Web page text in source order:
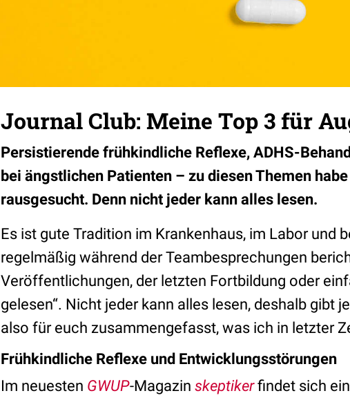
Journal Club: Meine Top 3 für
Persistierende frühkindliche Reflexe, ADHS-
bei ängstlichen Patienten – zu diesen Themen
rausgesucht. Denn nicht jeder kann alles lesen.
Es ist gute Tradition im Krankenhaus, im Labor und
regelmäßig während der Teambesprechungen
Veröffentlichungen, der letzten Fortbildung oder
gelesen“. Nicht jeder kann alles lesen, deshalb gibt
also für euch zusammengefasst, was ich in letzter
Frühkindliche Reflexe und Entwicklungsstörungen
Im neuesten GWUP-Magazin skeptikerfindet sich